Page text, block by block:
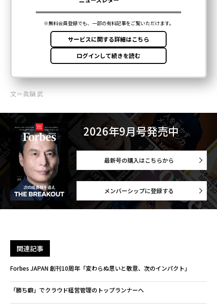
文＝眞鍋 武
2026年9月号発売中
最新号の購入はこちらから
メンバーシップに登録する
関連記事
Forbes JAPAN 創刊10周年「変わらぬ思いと敬意、次のインパクト」
「勝ち癖」でクラウド経営管理のトップランナーへ